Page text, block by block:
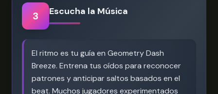
3 Escucha la Música
El ritmo es tu guía en Geometry Dash
Breeze. Entrena tus oídos para reconocer
patrones y anticipar saltos basados en el
beat. Muchos jugadores experimentados